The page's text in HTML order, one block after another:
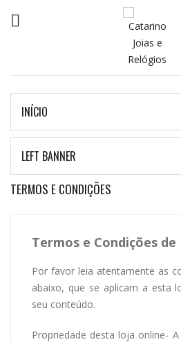

INÍCIO
LEFT BANNER
TERMOS E CONDIÇÕES
Termos e Condições
Por favor leia atentamente as
abaixo, que se aplicam a esta
seu conteúdo.
Propriedade desta loja online-